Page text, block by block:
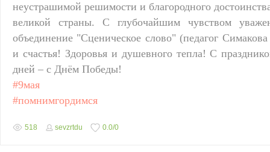
неустрашимой решимости и благородного
великой страны. С глубочайшим чувством
объединение "Сценическое слово" (педагог
и счастья! Здоровья и душевного тепла! С
дней – с Днём Победы!
#9мая
#помнимгордимся
518 sevzrtdu 0.0/0